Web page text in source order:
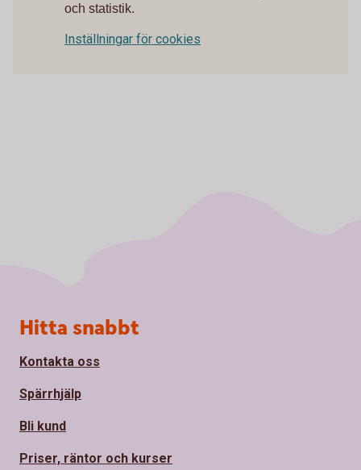
och statistik.
Inställningar för cookies
Sidfot
Hitta snabbt
Kontakta oss
Spärrhjälp
Bli kund
Priser, räntor och kurser